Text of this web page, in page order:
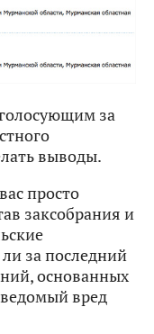
за
выводы.
просто
заксобрания и
за последний
основанных
вред